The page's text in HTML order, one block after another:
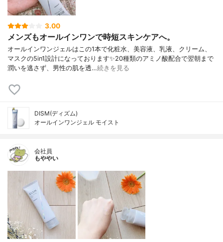
3.00
メンズもオールインワンで時短スキンケアへ。
オールインワンジェルはこの1本で化粧水、美容液、乳液、クリーム、
マスクの5in1設計になっております✨20種類のアミノ酸配合で翌朝まで
潤いを逃さず、男性の肌を透…続きを見る
DISM(ディズム)
オールインワンジェル モイスト
会社員
もややい